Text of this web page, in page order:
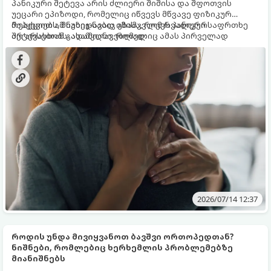
პანიკური შეტევა არის ძლიერი შიშისა და შფოთვის
უეცარი ეპიზოდი, რომელიც იწვევს მწვავე ფიზიკურ
რეაქციებს, მიუხედავად იმისა, რომ რეალური საფრთხე
არ არსებობს. ადამიანი, რომელიც ამას პირველად
განიცდის, ხშირად ფიქრობს, რომ გულის შეტევა აქვს ან
გონებას კარგავს. იმისათვის, რომ მდგომარეობა
სწრაფად მართოთ, საჭიროა მისი სიმპტომების ცოდნა და
პირველადი დახმარების ტექნიკების ათვისება.
მიჰყევით ამ ნაბიჯ-ნაბიჯ გზამკვლევს პანიკურ
შეტევასთან გასამკლავებლად:
2026/07/14 12:37
როდის უნდა მივიყვანოთ ბავშვი ორთოპედთან?
ნიშნები, რომლებიც ხერხემლის პრობლემებზე
მიანიშნებს